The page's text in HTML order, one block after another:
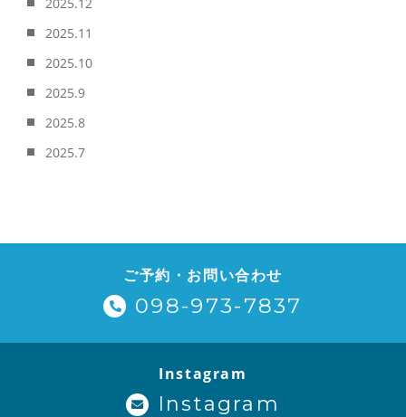
2025.11
2025.10
2025.9
2025.8
2025.7
ご予約・お問い合わせ
098-973-7837
Instagram
Instagram